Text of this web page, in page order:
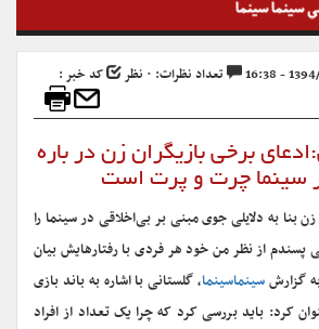
تعداد نظرات: ۰ نظر
کد خبر :
برخی بازیگران زن در باره
سینما چرت و پرت است
زن بنا به دلایلی جوی مبنی بر بی‌اخلاقی در سینما را
پسندم از نظر من خود هر فردی با رفتارهایش بیان
گزارشسینماسینما، گلستانی با اشاره به باند بازی
کرد: باید بررسی کرد که چرا یک تعداد از افراد